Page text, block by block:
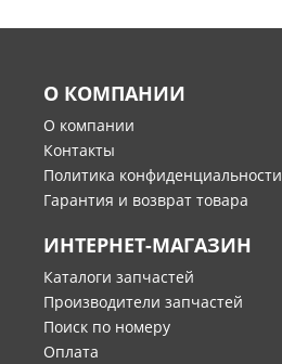
О КОМПАНИИ
О компании
Контакты
Политика конфиденциальности
Гарантия и возврат товара
ИНТЕРНЕТ-МАГАЗИН
Каталоги запчастей
Производители запчастей
Поиск по номеру
Оплата